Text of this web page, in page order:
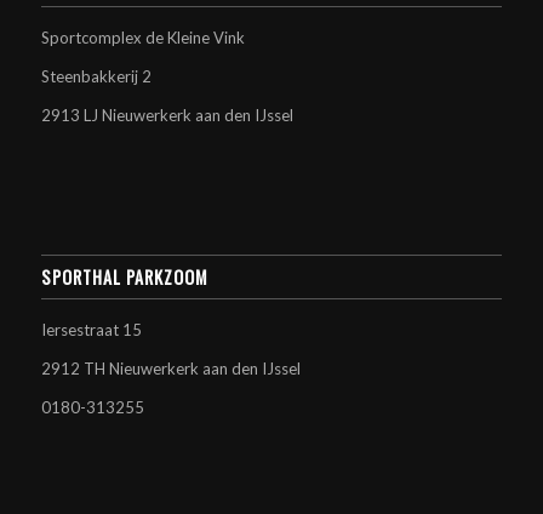
Sportcomplex de Kleine Vink
Steenbakkerij 2
2913 LJ Nieuwerkerk aan den IJssel
SPORTHAL PARKZOOM
Iersestraat 15
2912 TH Nieuwerkerk aan den IJssel
0180-313255